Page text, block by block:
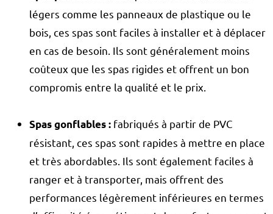
légers comme les panneaux de plastique ou le
bois, ces spas sont faciles à installer et à déplacer
en cas de besoin. Ils sont généralement moins
coûteux que les spas rigides et offrent un bon
compromis entre la qualité et le prix.
Spas gonflables : fabriqués à partir de PVC
résistant, ces spas sont rapides à mettre en place
et très abordables. Ils sont également faciles à
ranger et à transporter, mais offrent des
performances légèrement inférieures en termes